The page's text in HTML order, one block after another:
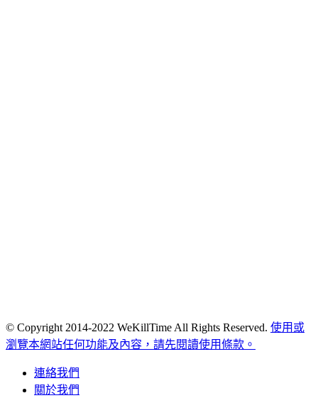
© Copyright 2014-2022 WeKillTime All Rights Reserved. 使用或
瀏覽本網站任何功能及內容，請先閱讀使用條款。
連絡我們
關於我們